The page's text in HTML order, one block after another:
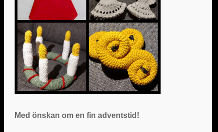
Med önskan om en fin adventstid!